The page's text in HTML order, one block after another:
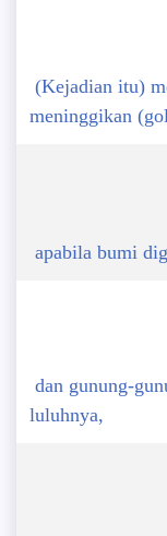
(Kejadian itu)
meninggikan
apabila bumi
dan gunung-
luluhnya,